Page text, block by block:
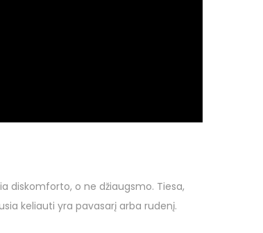
diskomforto, o ne džiaugsmo. Tiesa,
keliauti yra pavasarį arba rudenį.